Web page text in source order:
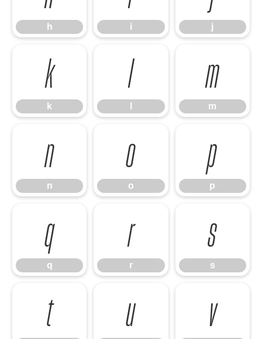
h i j
k
k
l m
m
n
n
o
o
p
p
q
q
r
r
s
s
t u v